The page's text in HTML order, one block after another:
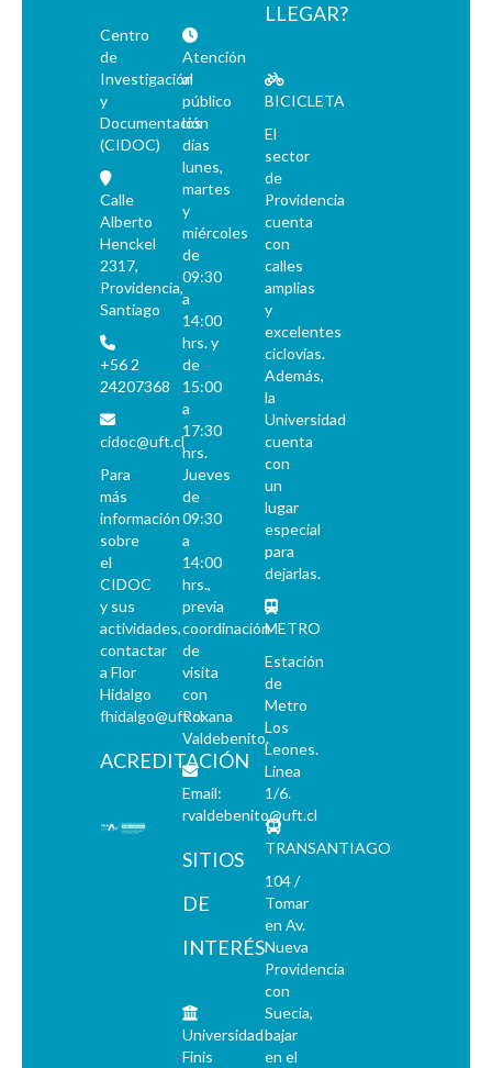
Centro
de
Investigación
y
Documentación
(CIDOC)
Calle
Alberto
Henckel
2317,
Providencia,
Santiago
+56 2
24207368
cidoc@uft.cl
Para
más
información
sobre
el
CIDOC
y sus
actividades,
contactar
a Flor
Hidalgo
fhidalgo@uft.cl
ACREDITACIÓN
Atención
al
público
los
días
lunes,
martes
y
miércoles
de
09:30
a
14:00
hrs. y
de
15:00
a
17:30
hrs.
Jueves
de
09:30
a
14:00
hrs.,
previa
coordinación
de
visita
con
Roxana
Valdebenito.
Email:
rvaldebenito@uft.cl
SITIOS
DE
INTERÉS
Universidad
Finis
LLEGAR?
BICICLETA
El
sector
de
Providencia
cuenta
con
calles
amplias
y
excelentes
ciclovías.
Además,
la
Universidad
cuenta
con
un
lugar
especial
para
dejarlas.
METRO
Estación
de
Metro
Los
Leones.
Línea
1/6.
TRANSANTIAGO
104 /
Tomar
en Av.
Nueva
Providencia
con
Suecia,
bajar
en el